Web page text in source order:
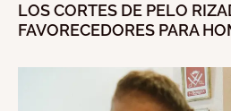
LOS CORTES DE PELO
FAVORECEDORES PARA